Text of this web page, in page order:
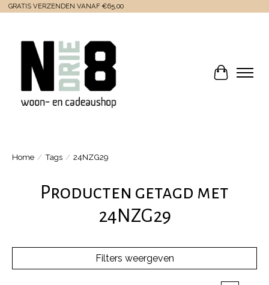
GRATIS VERZENDEN VANAF €65,00
Home / Tags / 24NZG29
Producten getagd met
24NZG29
Filters weergeven